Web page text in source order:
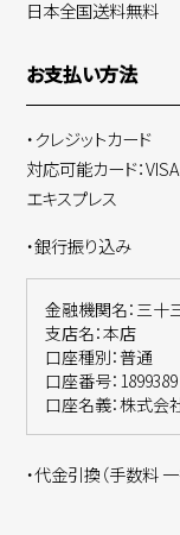
日本全国送料無料
お支払い方法
・クレジットカード
対応可能カード：VISA
エキスプレス
・銀行振り込み
金融機関名：三十
支店名：本店
口座種別：普通
口座番号：1899389
口座名義：株式会
・代金引換（手数料